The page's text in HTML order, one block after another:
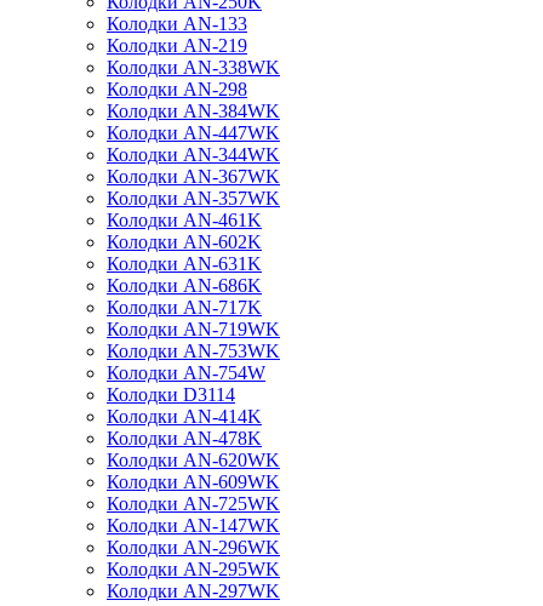
Колодки AN-133
Колодки AN-219
Колодки AN-338WK
Колодки AN-298
Колодки AN-384WK
Колодки AN-447WK
Колодки AN-344WK
Колодки AN-367WK
Колодки AN-357WK
Колодки AN-461K
Колодки AN-602K
Колодки AN-631K
Колодки AN-686K
Колодки AN-717K
Колодки AN-719WK
Колодки AN-753WK
Колодки AN-754W
Колодки D3114
Колодки AN-414K
Колодки AN-478K
Колодки AN-620WK
Колодки AN-609WK
Колодки AN-725WK
Колодки AN-147WK
Колодки AN-296WK
Колодки AN-295WK
Колодки AN-297WK